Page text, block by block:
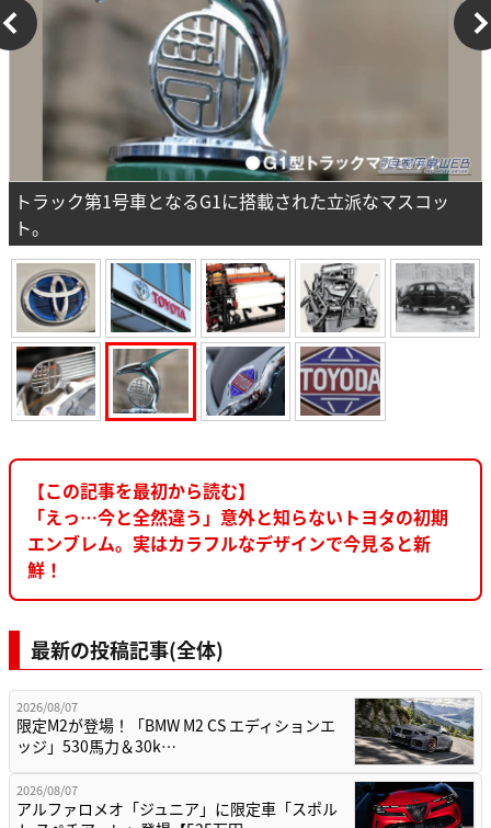
トラック第1号車となるG1に搭載された立派なマスコッ
ト。
【この記事を最初から読む】
「えっ…今と全然違う」意外と知らないトヨタの初期
エンブレム。実はカラフルなデザインで今見ると新
鮮！
最新の投稿記事(全体)
2026/08/07
限定M2が登場！「BMW M2 CS エディションエ
ッジ」530馬力＆30k…
2026/08/07
アルファロメオ「ジュニア」に限定車「スポル